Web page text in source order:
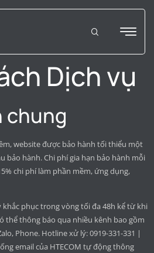
Dịch vụ
chung
website được bảo hành tối thiểu một
bảo hành. Chi phí gia hạn bảo hành mỗi
chi phí làm phần mềm, ứng dụng,
phục trong vòng tối đa 48h kể từ khi
thể thông báo qua nhiều kênh bao gồm
Phone. Hotline xử lý: 0919-331-331 |
email của HTECOM tự động thông